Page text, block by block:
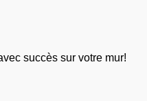
succès sur votre mur!